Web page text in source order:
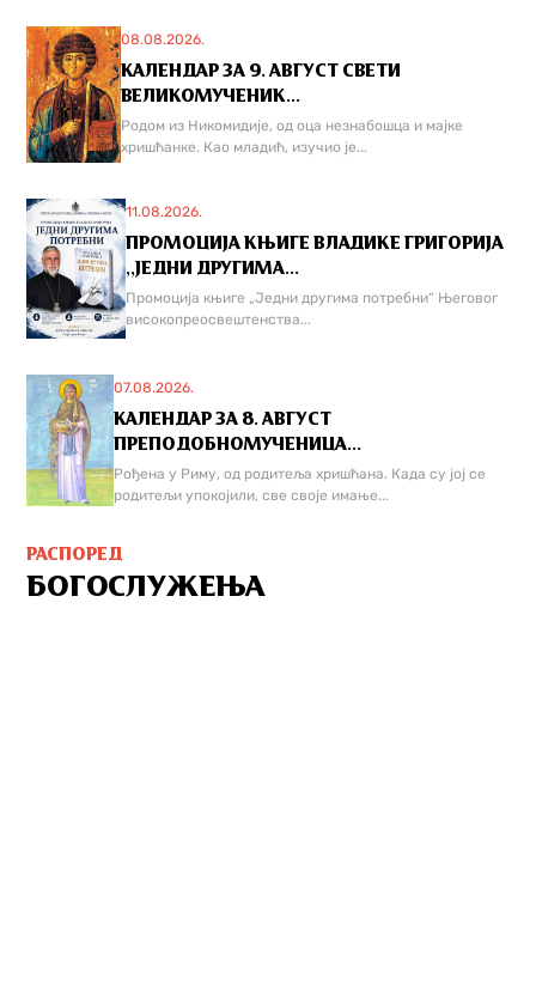
08.08.2026.
КАЛЕНДАР ЗА 9. АВГУСТ СВЕТИ
ВЕЛИКОМУЧЕНИК...
Родом из Никомидије, од оца незнабошца и мајке
хришћанке. Као младић, изучио је...
11.08.2026.
ПРОМОЦИЈА КЊИГЕ ВЛАДИКЕ ГРИГОРИЈА
,,ЈЕДНИ ДРУГИМА...
Промоција књиге „Једни другима потребни“ Његовог
високопреосвештенства...
07.08.2026.
КАЛЕНДАР ЗА 8. АВГУСТ
ПРЕПОДОБНОМУЧЕНИЦА...
Рођена у Риму, од родитеља хришћана. Када су јој се
родитељи упокојили, све своје имање...
РАСПОРЕД
БОГОСЛУЖЕЊА